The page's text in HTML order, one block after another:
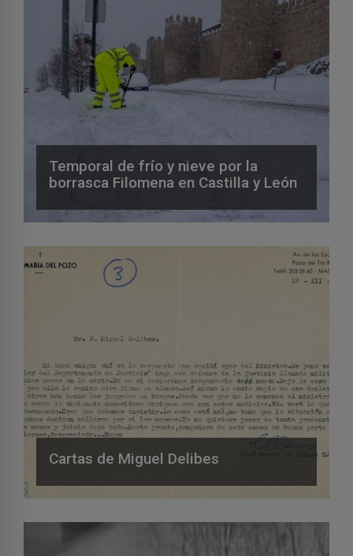
Temporal de frío y nieve por la
borrasca Filomena en Castilla y León
Cartas de Miguel Delibes